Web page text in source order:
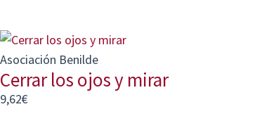
Asociación Benilde
Cerrar los ojos y mirar
9,62€